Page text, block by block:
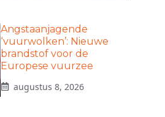
Angstaanjagende
‘vuurwolken’: Nieuwe
brandstof voor de
Europese vuurzee
augustus 8, 2026